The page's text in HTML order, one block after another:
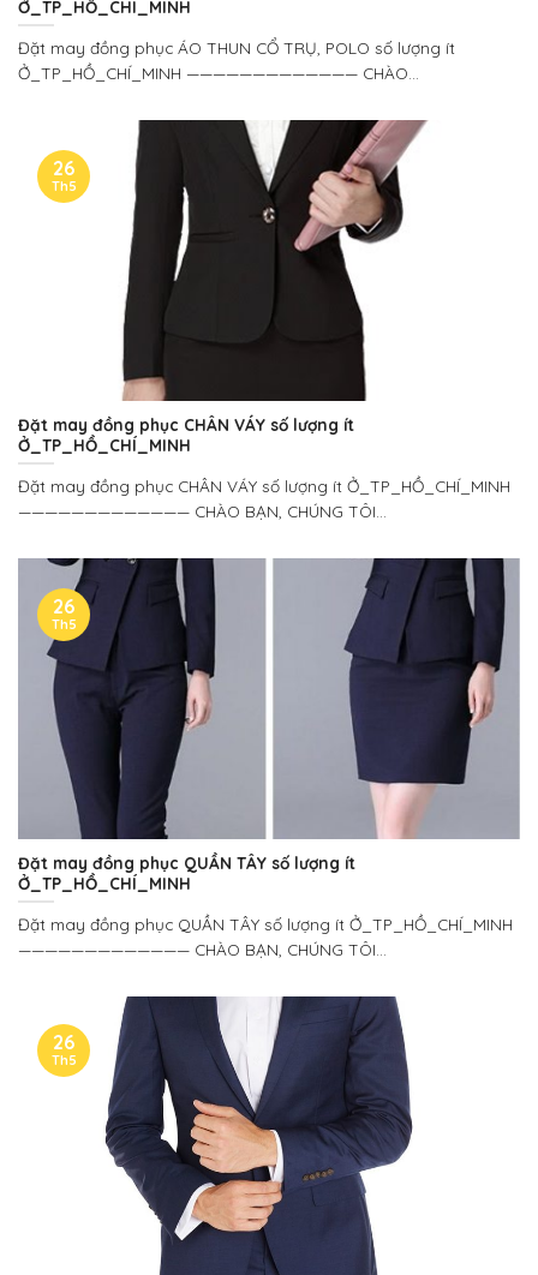
Ở_TP_HỒ_CHÍ_MINH
Đặt may đồng phục ÁO THUN CỔ TRỤ, POLO số lượng ít
Ở_TP_HỒ_CHÍ_MINH ————————————— CHÀO...
Đặt may đồng phục CHÂN VÁY số lượng ít
Ở_TP_HỒ_CHÍ_MINH
Đặt may đồng phục CHÂN VÁY số lượng ít Ở_TP_HỒ_CHÍ_MINH
————————————— CHÀO BẠN, CHÚNG TÔI...
26
Th5
Đặt may đồng phục QUẦN TÂY số lượng ít
Ở_TP_HỒ_CHÍ_MINH
Đặt may đồng phục QUẦN TÂY số lượng ít Ở_TP_HỒ_CHÍ_MINH
————————————— CHÀO BẠN, CHÚNG TÔI...
26
Th5
26
Th5